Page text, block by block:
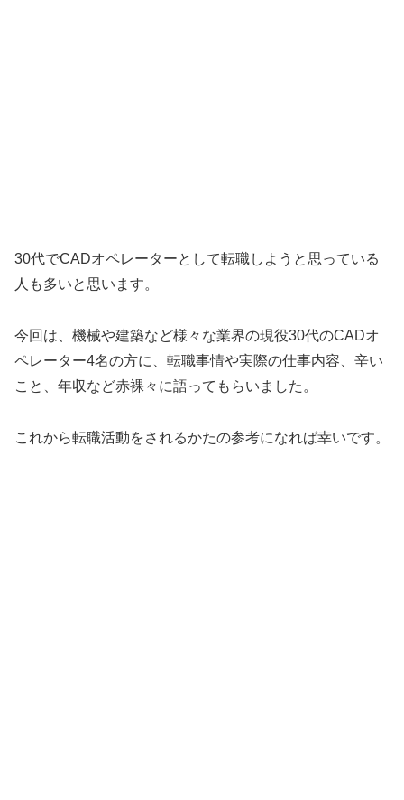
30代でCADオペレーターとして転職しようと思っている
人も多いと思います。
今回は、機械や建築など様々な業界の現役30代のCADオ
ペレーター4名の方に、転職事情や実際の仕事内容、辛い
こと、年収など赤裸々に語ってもらいました。
これから転職活動をされるかたの参考になれば幸いです。